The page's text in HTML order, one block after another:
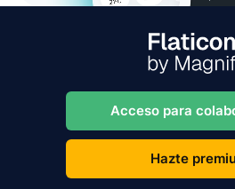
Acceso para
Hazte